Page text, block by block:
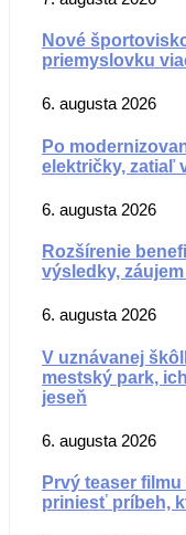
Nové
priemyslovku
6. augusta 2026
Po
električky, zatiaľ
6. augusta 2026
Rozšírenie
výsledky,
6. augusta 2026
V uznávanej
mestský park,
jeseň
6. augusta 2026
Prvý teaser
priniesť príbeh,